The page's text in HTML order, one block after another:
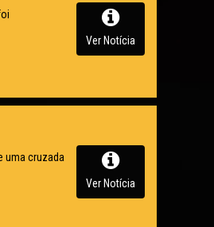
Ver Notícia
uma cruzada
Ver Notícia